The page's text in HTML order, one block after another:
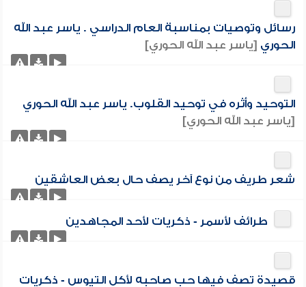
رسائل وتوصيات بمناسبة العام الدراسي . ياسر عبد الله
الحوري [ياسر عبد الله الحوري]
التوحيد وأثره في توحيد القلوب. ياسر عبد الله الحوري
[ياسر عبد الله الحوري]
شعر طريف من نوع آخر يصف حال بعض العاشقين
طرائف لأسمر - ذكريات لأحد المجاهدين
قصيدة تصف فيها حب صاحبه لأكل التيوس - ذكريات